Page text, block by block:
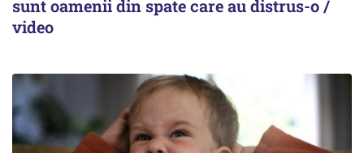
sunt oamenii din spate care au distrus-o /
video